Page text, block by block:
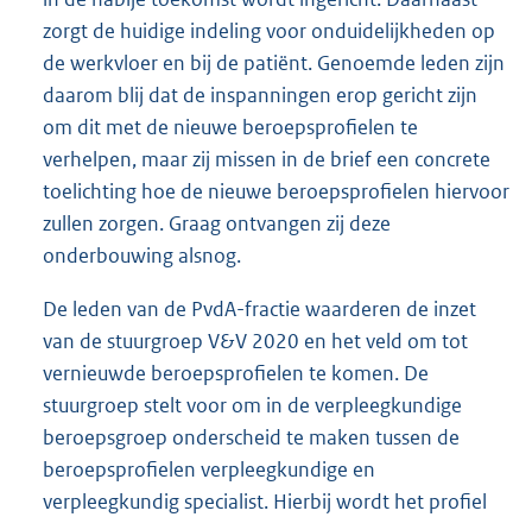
zorgt de huidige indeling voor onduidelijkheden op
de werkvloer en bij de patiënt. Genoemde leden zijn
daarom blij dat de inspanningen erop gericht zijn
om dit met de nieuwe beroepsprofielen te
verhelpen, maar zij missen in de brief een concrete
toelichting hoe de nieuwe beroepsprofielen hiervoor
zullen zorgen. Graag ontvangen zij deze
onderbouwing alsnog.
De leden van de PvdA-fractie waarderen de inzet
van de stuurgroep V&V 2020 en het veld om tot
vernieuwde beroepsprofielen te komen. De
stuurgroep stelt voor om in de verpleegkundige
beroepsgroep onderscheid te maken tussen de
beroepsprofielen verpleegkundige en
verpleegkundig specialist. Hierbij wordt het profiel